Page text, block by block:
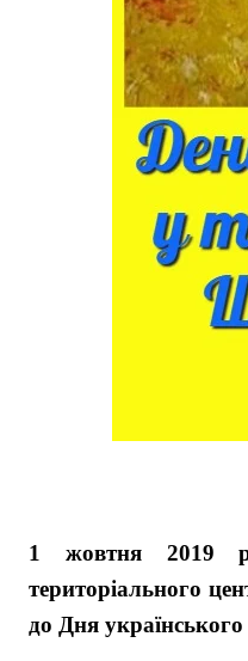
1 жовтня 2019
територіального
до Дня